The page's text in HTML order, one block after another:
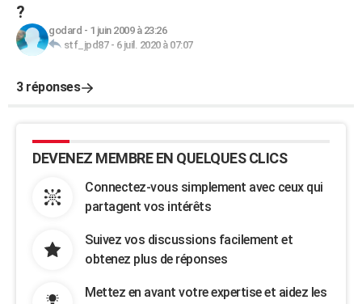
?
godard - 1 juin 2009 à 23:26
stf_jpd87- 6 juil. 2020 à 07:07
3 réponses
DEVENEZ MEMBRE EN QUELQUES CLICS
Connectez-vous simplement avec ceux qui
partagent vos intérêts
Suivez vos discussions facilement et
obtenez plus de réponses
Mettez en avant votre expertise et aidez les